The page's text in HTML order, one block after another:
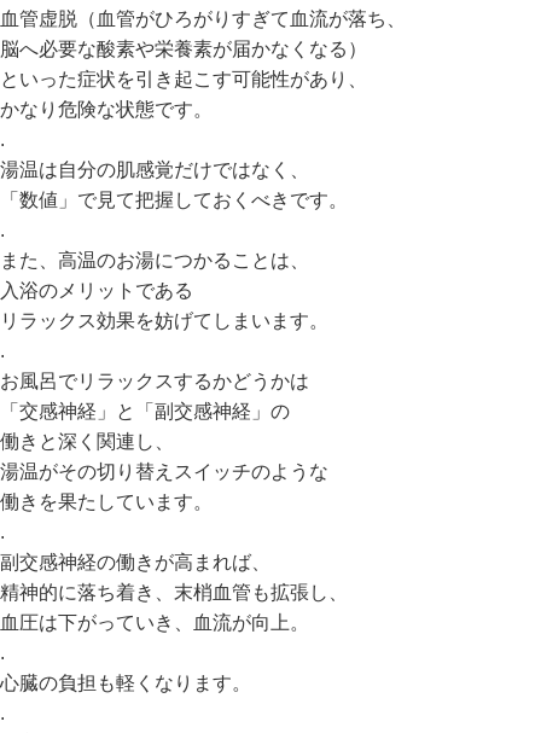
血管虚脱（血管がひろがりすぎて血流が落ち、
脳へ必要な酸素や栄養素が届かなくなる）
といった症状を引き起こす可能性があり、
かなり危険な状態です。
.
湯温は自分の肌感覚だけではなく、
「数値」で見て把握しておくべきです。
.
また、高温のお湯につかることは、
入浴のメリットである
リラックス効果を妨げてしまいます。
.
お風呂でリラックスするかどうかは
「交感神経」と「副交感神経」の
働きと深く関連し、
湯温がその切り替えスイッチのような
働きを果たしています。
.
副交感神経の働きが高まれば、
精神的に落ち着き、末梢血管も拡張し、
血圧は下がっていき、血流が向上。
.
心臓の負担も軽くなります。
.